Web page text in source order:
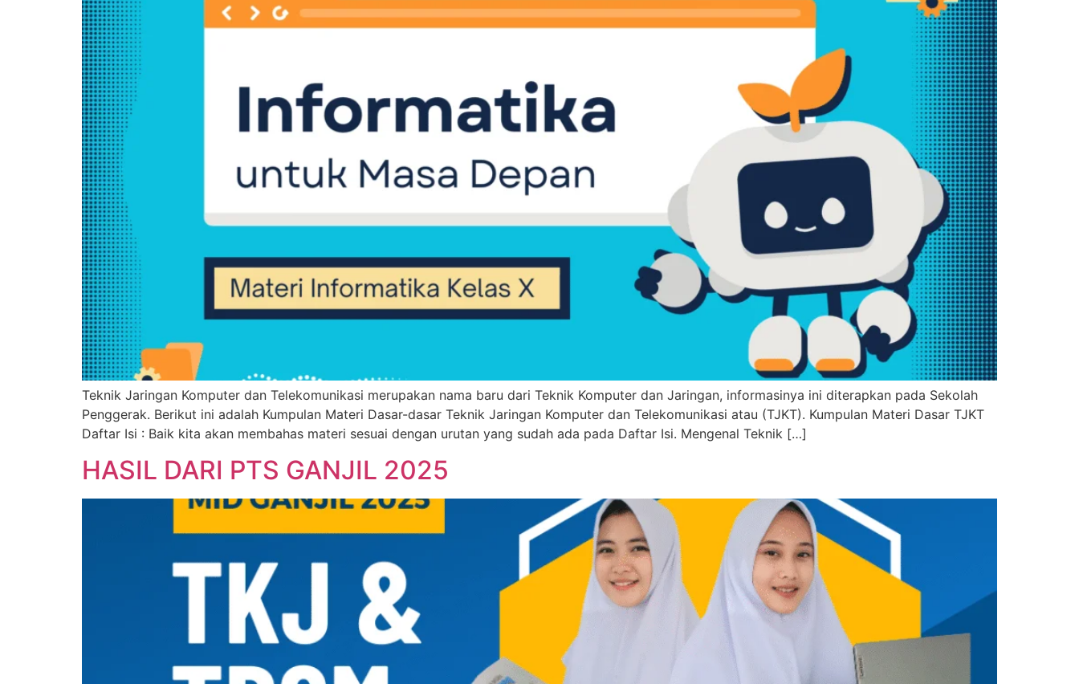
Teknik Jaringan Komputer dan Telekomunikasi merupakan nama baru dari Teknik Komputer dan Jaringan, informasinya ini diterapkan pada Sekolah
Penggerak. Berikut ini adalah Kumpulan Materi Dasar-dasar Teknik Jaringan Komputer dan Telekomunikasi atau (TJKT). Kumpulan Materi Dasar TJKT
Daftar Isi : Baik kita akan membahas materi sesuai dengan urutan yang sudah ada pada Daftar Isi. Mengenal Teknik […]
HASIL DARI PTS GANJIL 2025